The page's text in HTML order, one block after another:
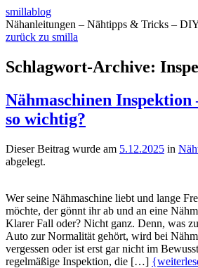
smillablog
Nähanleitungen – Nähtipps & Tricks –
zurück zu smilla
Schlagwort-Archive:
Nähmaschinen Inspektion
so wichtig?
Dieser Beitrag wurde am 5.12.2025 in
abgelegt.
Wer seine Nähmaschine liebt und lange
möchte, der gönnt ihr ab und an eine
Klarer Fall oder? Nicht ganz. Denn, was
Auto zur Normalität gehört, wird bei
vergessen oder ist erst gar nicht im
regelmäßige Inspektion, die […]